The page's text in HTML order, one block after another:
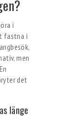
i
fastna i
men
det
länge